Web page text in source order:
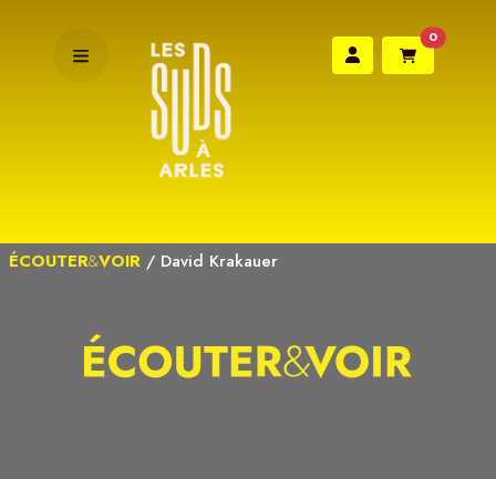
0
ÉCOUTER&VOIR / David Krakauer